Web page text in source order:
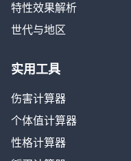
特性效果解析
世代与地区
实用工具
伤害计算器
个体值计算器
性格计算器